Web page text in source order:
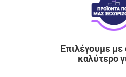
Επιλέγουμε με
καλύτερο